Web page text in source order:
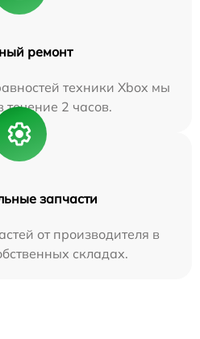
ремонт
техники Xbox мы
течение 2 часов.
запчасти
от производителя в
складах.